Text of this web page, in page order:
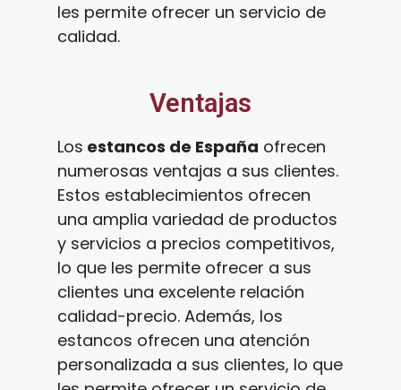
les permite ofrecer un servicio de
calidad.
Ventajas
Los estancos de España ofrecen
numerosas ventajas a sus clientes.
Estos establecimientos ofrecen
una amplia variedad de productos
y servicios a precios competitivos,
lo que les permite ofrecer a sus
clientes una excelente relación
calidad-precio. Además, los
estancos ofrecen una atención
personalizada a sus clientes, lo que